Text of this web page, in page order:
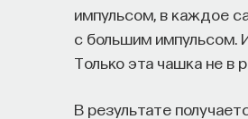
импульсом, в каждое
с большим импульсом.
Только эта чашка не в
В результате